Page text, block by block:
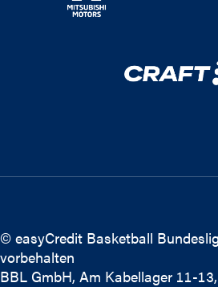
© easyCredit Basketball
vorbehalten
BBL GmbH, Am Kabellager 11-